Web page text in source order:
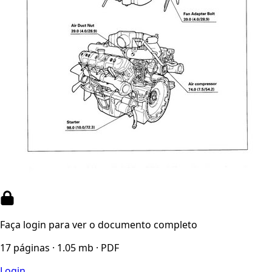
Faça login para ver o documento completo
17 páginas · 1.05 mb · PDF